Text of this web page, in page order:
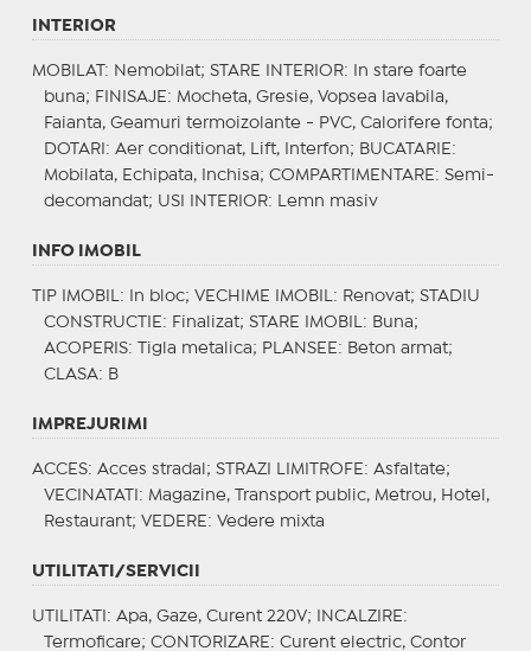
INTERIOR
MOBILAT : Nemobilat; STARE INTERIOR: In stare foarte
buna; FINISAJE : Mocheta, Gresie, Vopsea lavabila,
Faianta, Geamuri termoizolante - PVC, Calorifere fonta;
DOTARI : Aer conditionat, Lift, Interfon; BUCATARIE :
Mobilata, Echipata, Inchisa; COMPARTIMENTARE : Semi-
decomandat; USI INTERIOR: Lemn masiv
INFO IMOBIL
TIP IMOBIL : In bloc; VECHIME IMOBIL : Renovat; STADIU
CONSTRUCTIE : Finalizat; STARE IMOBIL : Buna;
ACOPERIS: Tigla metalica; PLANSEE : Beton armat;
CLASA: B
IMPREJURIMI
ACCES: Acces stradal; STRAZI LIMITROFE : Asfaltate;
VECINATATI : Magazine, Transport public, Metrou, Hotel,
Restaurant; VEDERE : Vedere mixta
UTILITATI/SERVICII
UTILITATI : Apa, Gaze, Curent 220V; INCALZIRE :
Termoficare; CONTORIZARE : Curent electric, Contor